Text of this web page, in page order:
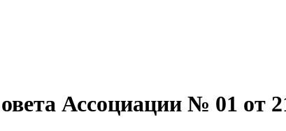
Ассоциации № 01 от